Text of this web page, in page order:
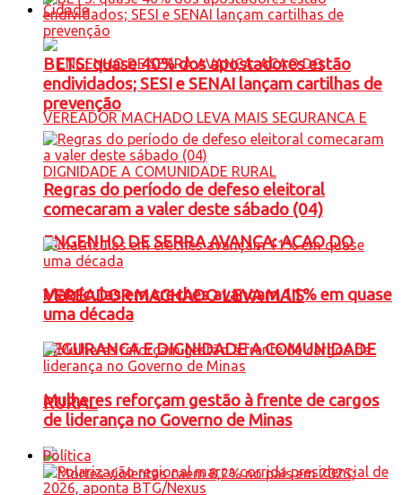
Cidade
ENGENHO DE SERRA AVANÇA: ACAO DO
VEREADOR MACHADO LEVA MAIS
SEGURANCA E DIGNIDADE A COMUNIDADE
RURAL
BETS: quase 40% dos apostadores estão
endividados; SESI e SENAI lançam cartilhas de
prevenção
Regras do período de defeso eleitoral
comecaram a valer deste sábado (04)
Matrículas em creches avançam 11% em quase
uma década
Mulheres reforçam gestão à frente de cargos
de liderança no Governo de Minas
Política